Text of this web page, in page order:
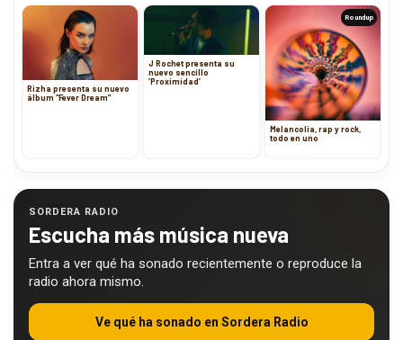
Rizha presenta su nuevo
álbum “Fever Dream”
J Rochet presenta su
nuevo sencillo
‘Proximidad’
Roundup
Melancolía, rap y rock,
todo en uno
SORDERA RADIO
Escucha más música nueva
Entra a ver qué ha sonado recientemente o reproduce la
radio ahora mismo.
Ve qué ha sonado en Sordera Radio